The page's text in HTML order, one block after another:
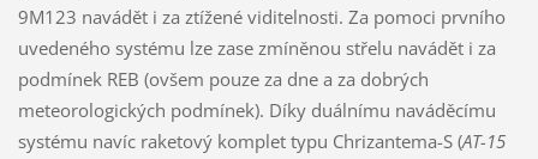
9M123 navádět i za ztížené viditelnosti. Za pomoci prvního
uvedeného systému lze zase zmíněnou střelu navádět i za
podmínek REB (ovšem pouze za dne a za dobrých
meteorologických podmínek). Díky duálnímu naváděcímu
systému navíc raketový komplet typu Chrizantema-S (AT-15